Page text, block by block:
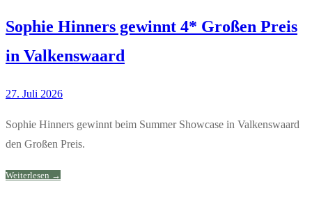
Sophie Hinners gewinnt 4* Großen Preis
in Valkenswaard
27. Juli 2026
Sophie Hinners gewinnt beim Summer Showcase in Valkenswaard
den Großen Preis.
Weiterlesen →